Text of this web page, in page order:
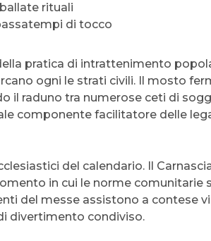
rituali
di tocco
pratica di intrattenimento
ogni le strati civili. Il mosto
il raduno tra numerose ceti di
componente facilitatore delle
del calendario. Il
in cui le norme comunitarie
del messe assistono a contese
divertimento condiviso.